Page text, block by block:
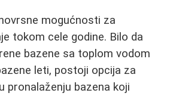
mogućnosti za
tokom cele godine. Bilo da
bazene sa toplom vodom
leti, postoji opcija za
pronalaženju bazena koji